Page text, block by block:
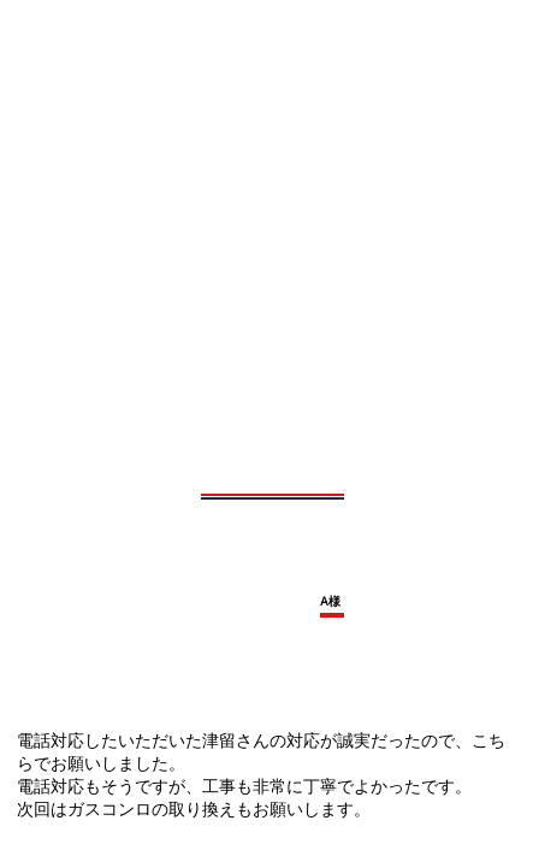
電話対応したいただいた津留さんの対応が誠実だったので、こち
らでお願いしました。
電話対応もそうですが、工事も非常に丁寧でよかったです。
次回はガスコンロの取り換えもお願いします。
A様